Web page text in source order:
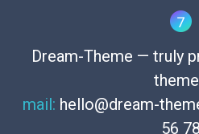
Dream-Theme — truly
mail: hello@dream-
56 78